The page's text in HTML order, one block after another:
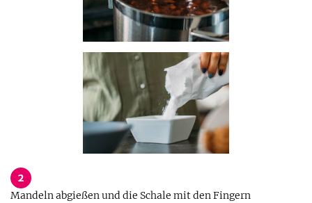
2
Mandeln abgießen und die Schale mit den Fingern